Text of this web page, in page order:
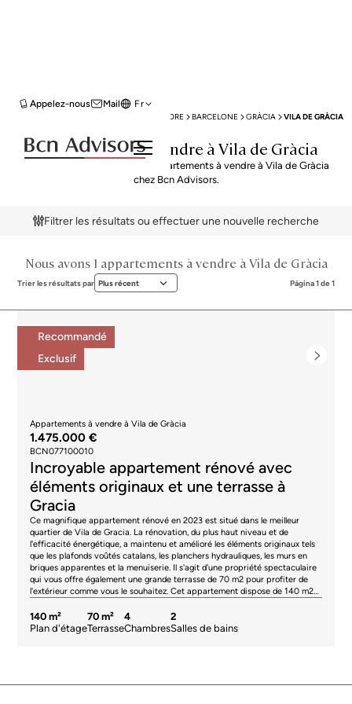
Mail
Appelez-nous Fr
APPARTEMENTS À VENDRE BARCELONE GRÀCIA VILA DE GRÀCIA
Appartements à vendre à Vila de Gràcia
Explorez notre sélection de appartements à vendre à Vila de Gràcia
chez Bcn Advisors.
Filtrer les résultats ou effectuer une nouvelle recherche
Nous avons 1 appartements à vendre à Vila de Gràcia
Trier les résultats par Plus récent Página 1 de 1
Recommandé
Exclusif
Appartements à vendre à Vila de Gràcia
1.475.000 €
BCN077100010
Incroyable appartement rénové avec
éléments originaux et une terrasse à
Gracia
Ce magnifique appartement rénové en 2023 est situé dans le meilleur
quartier de Vila de Gracia. La rénovation, du plus haut niveau et de
l'efficacité énergétique, a maintenu et amélioré les éléments originaux tels
que les plafonds voûtés catalans, les planchers hydrauliques, les murs en
briques apparentes et la menuiserie. Il s'agit d'une propriété spectaculaire
qui vous offre également une grande terrasse de 70 m2 pour profiter de
l'extérieur comme vous le souhaitez. Cet appartement dispose de 140 m2
le salon, la salle à manger, la cuisine ouverte (avec un garde-manger séparé
devant) et une belle galerie qui a accès à la magnifique terrasse de 70 m2,
votre famille, manger en plein air ou simplement vous détendre dans
140 m²
Plan d'étage
70 m²
Terrasse
4
Chambres
2
Salles de bains